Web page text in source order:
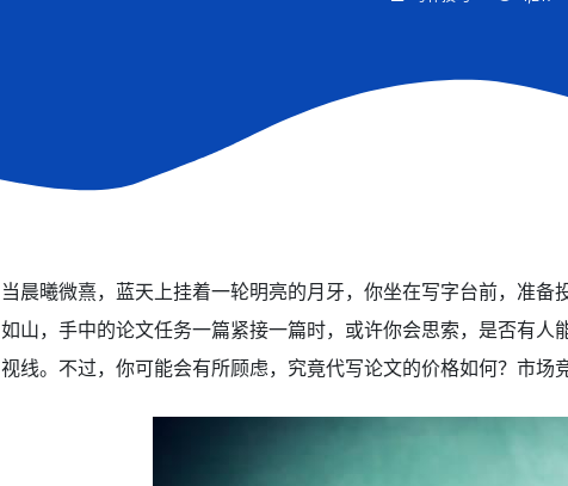
当晨曦微熹，蓝天上挂着一轮明亮的月牙，你坐在写字台前，准
如山，手中的论文任务一篇紧接一篇时，或许你会思索，是否有
视线。不过，你可能会有所顾虑，究竟代写论文的价格如何？市场